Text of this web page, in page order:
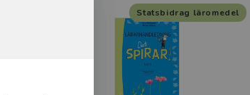
Statsbidrag läromedel